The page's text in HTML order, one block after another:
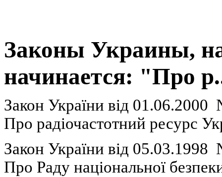
Законы Украины,
начинается: "Про
Закон України вiд
Про радіочастотний ресурс
Закон України вiд
Про Раду національної